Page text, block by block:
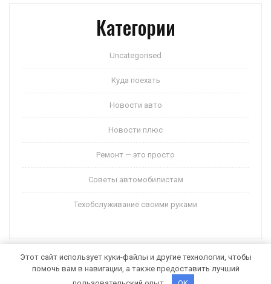
Категории
Uncategorised
Куда поехать
Новости авто
Новости плюс
Ремонт — это просто
Советы автомобилистам
Техобслуживание своими руками
Этот сайт использует куки-файлы и другие технологии, чтобы
помочь вам в навигации, а также предоставить лучший